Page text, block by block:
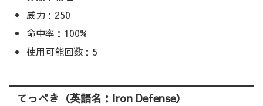
威力：250
命中率：100%
使用可能回数：5
てっぺき（英語名：Iron Defense）